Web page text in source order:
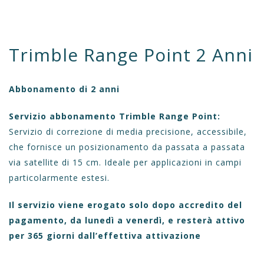
Trimble Range Point 2 Anni
Abbonamento di 2 anni
Servizio abbonamento Trimble Range Point:
Servizio di correzione di media precisione, accessibile,
che fornisce un posizionamento da passata a passata
via satellite di 15 cm. Ideale per applicazioni in campi
particolarmente estesi.
Il servizio viene erogato solo dopo accredito del
pagamento, da lunedì a venerdì, e resterà attivo
per 365 giorni dall’effettiva attivazione